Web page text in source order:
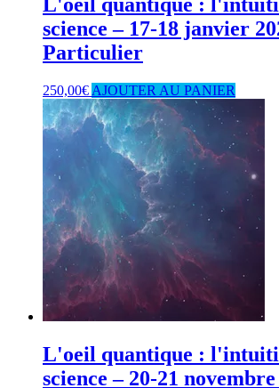
science – 17-18 janvier
Particulier
250,00€ AJOUTER AU PANIER
L'oeil quantique :
science – 20-21